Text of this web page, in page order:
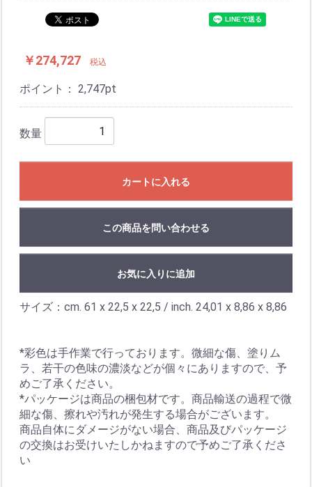
￥274,727 税込
ポイント： 2,747pt
数量
カートに入れる
この商品を問い合わせる
お気に入りに追加
サイズ：cm. 61 x 22,5 x 22,5 / inch. 24,01 x 8,86 x 8,86
*彩色は手作業で行っております。微細な傷、塗りム
ラ、若干の色味の濃淡などが個々にありますので、予
めご了承ください。
*パッケージは商品の梱包材です。商品輸送の過程で微
細な傷、擦れや汚れが発生する場合がございます。
商品自体にダメージがない場合、商品及びパッケージ
の交換はお受けいたしかねますので予めご了承くださ
い